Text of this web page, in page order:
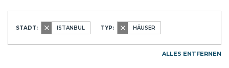
STADT: ISTANBUL TYP: HÄUSER
ALLES ENTFERNEN